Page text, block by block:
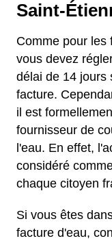
Saint-
Comme pour les
vous devez
délai de 14 jours
facture.
il est
fournisseur de
l'eau. En effet,
considéré
chaque citoyen
Si vous êtes
facture d'eau,